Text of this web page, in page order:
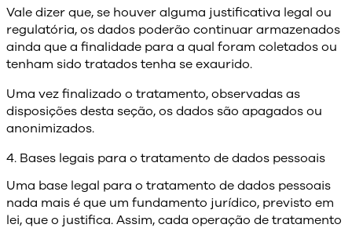
Vale dizer que, se houver alguma justificativa legal ou
regulatória, os dados poderão continuar armazenados
ainda que a finalidade para a qual foram coletados ou
tenham sido tratados tenha se exaurido.
Uma vez finalizado o tratamento, observadas as
disposições desta seção, os dados são apagados ou
anonimizados.
4. Bases legais para o tratamento de dados pessoais
Uma base legal para o tratamento de dados pessoais
nada mais é que um fundamento jurídico, previsto em
lei, que o justifica. Assim, cada operação de tratamento